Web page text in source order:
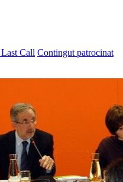
Call Contingut patrocinat